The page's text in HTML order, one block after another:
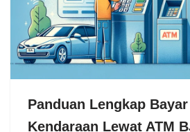
Panduan Lengkap
Kendaraan Lewat ATM